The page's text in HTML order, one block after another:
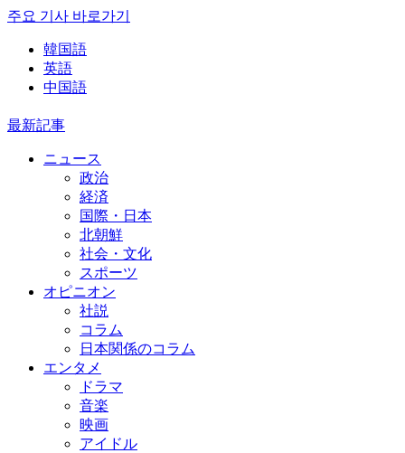
주요 기사 바로가기
韓国語
英語
中国語
最新記事
ニュース
政治
経済
国際・日本
北朝鮮
社会・文化
スポーツ
オピニオン
社説
コラム
日本関係のコラム
エンタメ
ドラマ
音楽
映画
アイドル